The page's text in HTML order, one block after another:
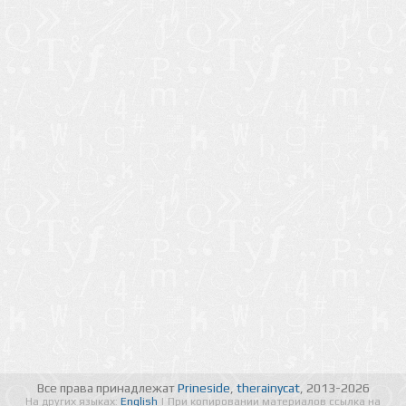
Все права принадлежатPrineside therainycat, 2013-2026
На других языках: English | При копировании материалов ссылка на